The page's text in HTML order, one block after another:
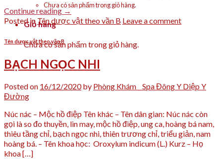
Chưa có sản phẩm trong giỏ hàng.
Giỏ hàng
Chưa có sản phẩm trong giỏ hàng.
Continue reading →
Posted in Tên dược vật theo vần B Leave a comment
Tên dược vật theo vần B
BẠCH NGỌC NHI
Posted on 16/12/2020by Phòng Khám _ Spa Đông Y Diệp Y
Đường
Núc nác – Mộc hồ điệp Tên khác – Tên dân gian: Núc nác còn
gọi là so đo thuyền, lin may, mộc hồ điệp, ung ca, hoàng bá nam,
thiêu tầng chỉ, bạch ngọc nhi, thiên trương chỉ, triểu giản, nam
hoàng bá. – Tên khoa học: Oroxylum indicum (L.) Kurz – Họ
khoa […]